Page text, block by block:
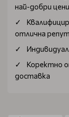
най-добри цени
отлична
Коректно
доставка